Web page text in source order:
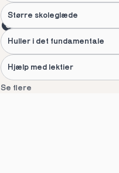
Større skoleglæde
Huller i det fundamentale
Hjælp med lektier
Se flere
1
Hvad
af